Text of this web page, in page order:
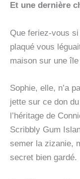
Et une dernière
Que feriez-vous
plaqué vous
maison sur une
Sophie, elle, n’a
jette sur ce don
l’héritage de
Scribbly Gum
semer la zizanie,
secret bien gardé.